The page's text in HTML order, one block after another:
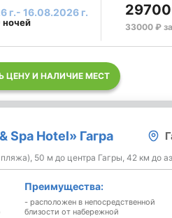
г.- 16.08.2026 г.
ночей 33000 ₽
ЦЕНУ И НАЛИЧИЕ МЕСТ
Spa Hotel» Гагра
50 м до центра Гагры, 42 км до
Преимущества:
- расположен в непосредственной
близости от набережной